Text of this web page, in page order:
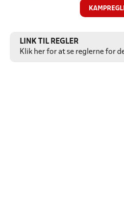
LINK TIL REGLER
Klik her for at se reglerne for